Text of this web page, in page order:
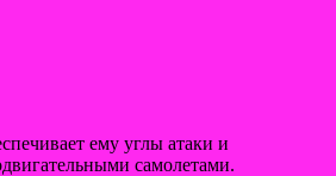
ему углы атаки и
самолетами.